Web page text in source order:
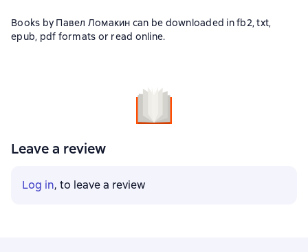
Books by Павел Ломакин can be downloaded in fb2, txt,
epub, pdf formats or read online.
Leave a review
Log in, to leave a review